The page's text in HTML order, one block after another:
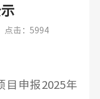
点击：5994
目 申报 2025年